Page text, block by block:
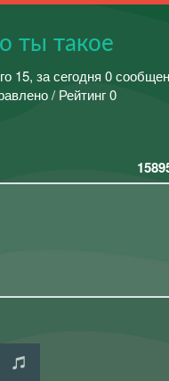
ты такое
15, за сегодня 0
/ Рейтинг 0